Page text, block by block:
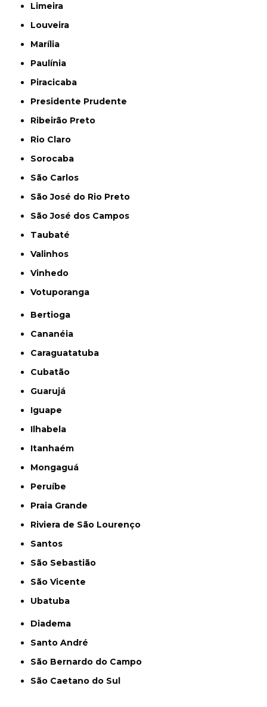
Limeira
Louveira
Marília
Paulínia
Piracicaba
Presidente Prudente
Ribeirão Preto
Rio Claro
Sorocaba
São Carlos
São José do Rio Preto
São José dos Campos
Taubaté
Valinhos
Vinhedo
Votuporanga
Bertioga
Cananéia
Caraguatatuba
Cubatão
Guarujá
Iguape
Ilhabela
Itanhaém
Mongaguá
Peruíbe
Praia Grande
Riviera de São Lourenço
Santos
São Sebastião
São Vicente
Ubatuba
Diadema
Santo André
São Bernardo do Campo
São Caetano do Sul